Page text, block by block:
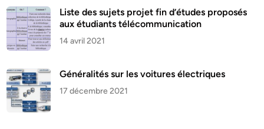
Liste des sujets projet fin d’études proposés
aux étudiants télécommunication
14 avril 2021
Généralités sur les voitures électriques
17 décembre 2021